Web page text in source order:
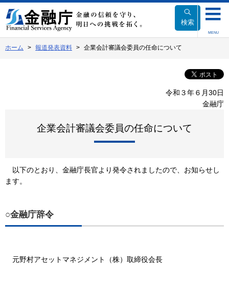
文
へ
動
検索
MENU
ホーム 報道発表資料 企業会計審議会委員の任命について
令和３年６月30日
金融庁
企業会計審議会委員の任命について
以下のとおり、金融庁長官より発令されましたので、お知らせし
ます。
○金融庁辞令
元野村アセットマネジメント（株）取締役会長